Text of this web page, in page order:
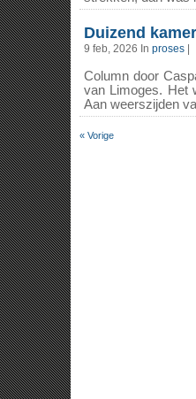
Duizend
9 feb, 2026 In proses
Column door
van Limoges. Het
Aan weerszijden
« Vorige